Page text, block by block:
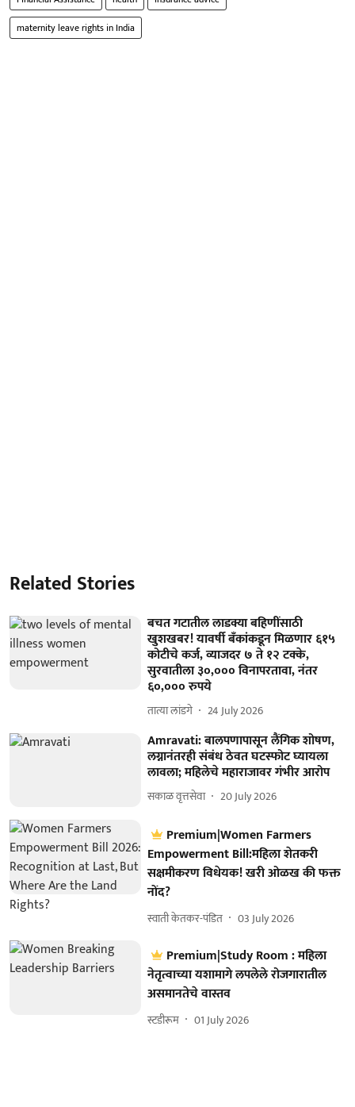
maternity leave rights in India
Related Stories
बचत गटातील लाडक्या बहिणींसाठी
खुशखबर! यावर्षी बॅंकांकडून मिळणार ६१५
कोटीचे कर्ज, व्याजदर ७ ते १२ टक्के,
सुरवातीला ३०,००० विनापरतावा, नंतर
६०,००० रुपये
तात्या लांडगे 24 July 2026
Amravati: बालपणापासून लैंगिक शोषण,
लग्नानंतरही संबंध ठेवत घटस्फोट घ्यायला
लावला; महिलेचे महाराजावर गंभीर आरोप
सकाळ वृत्तसेवा 20 July 2026
Premium|Women Farmers
Empowerment Bill:महिला शेतकरी
सक्षमीकरण विधेयक! खरी ओळख की फक्त
नोंद?
स्वाती केतकर-पंडित 03 July 2026
Premium|Study Room : महिला
नेतृत्वाच्या यशामागे लपलेले रोजगारातील
असमानतेचे वास्तव
स्टडीरूम 01 July 2026